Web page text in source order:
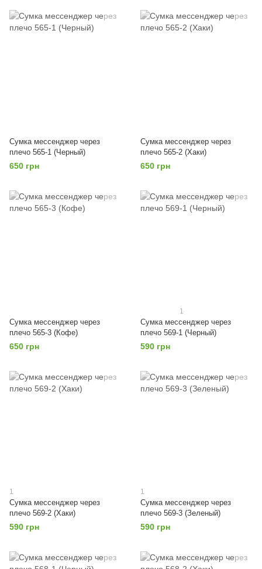
Сумка мессенджер через
плечо 565-1 (Черный)
650 грн
Сумка мессенджер через
плечо 565-2 (Хаки)
650 грн
Сумка мессенджер через
плечо 565-3 (Кофе)
650 грн
1
Сумка мессенджер через
плечо 569-1 (Черный)
590 грн
1
Сумка мессенджер через
плечо 569-2 (Хаки)
590 грн
1
Сумка мессенджер через
плечо 569-3 (Зеленый)
590 грн